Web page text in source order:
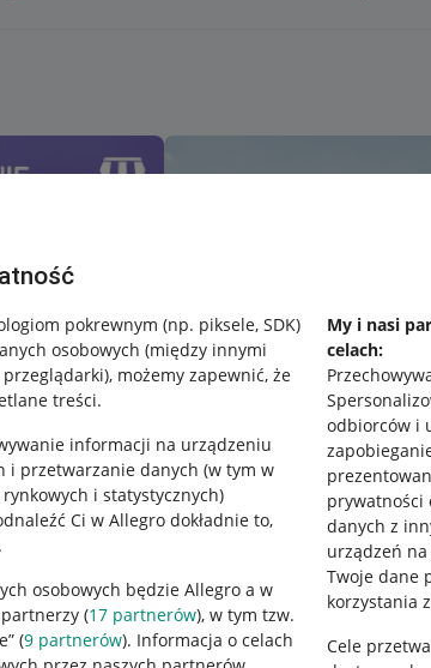
pokrewnym (np. piksele, SDK)
osobowych (między innymi
, możemy zapewnić, że
treści.
informacji na urządzeniu
i przetwarzanie danych (w tym w
i statystycznych)
Ci w Allegro dokładnie to,
osobowych będzie Allegro a w
(17 partnerów), w tym tzw.
(9 partnerów). Informacja o celach
My i nasi
celach:
odbiorców i
prywatności
danych z
urządzeń
Twoje dane
korzystania
Cele
Regulamin
Polityka plików "cookies"